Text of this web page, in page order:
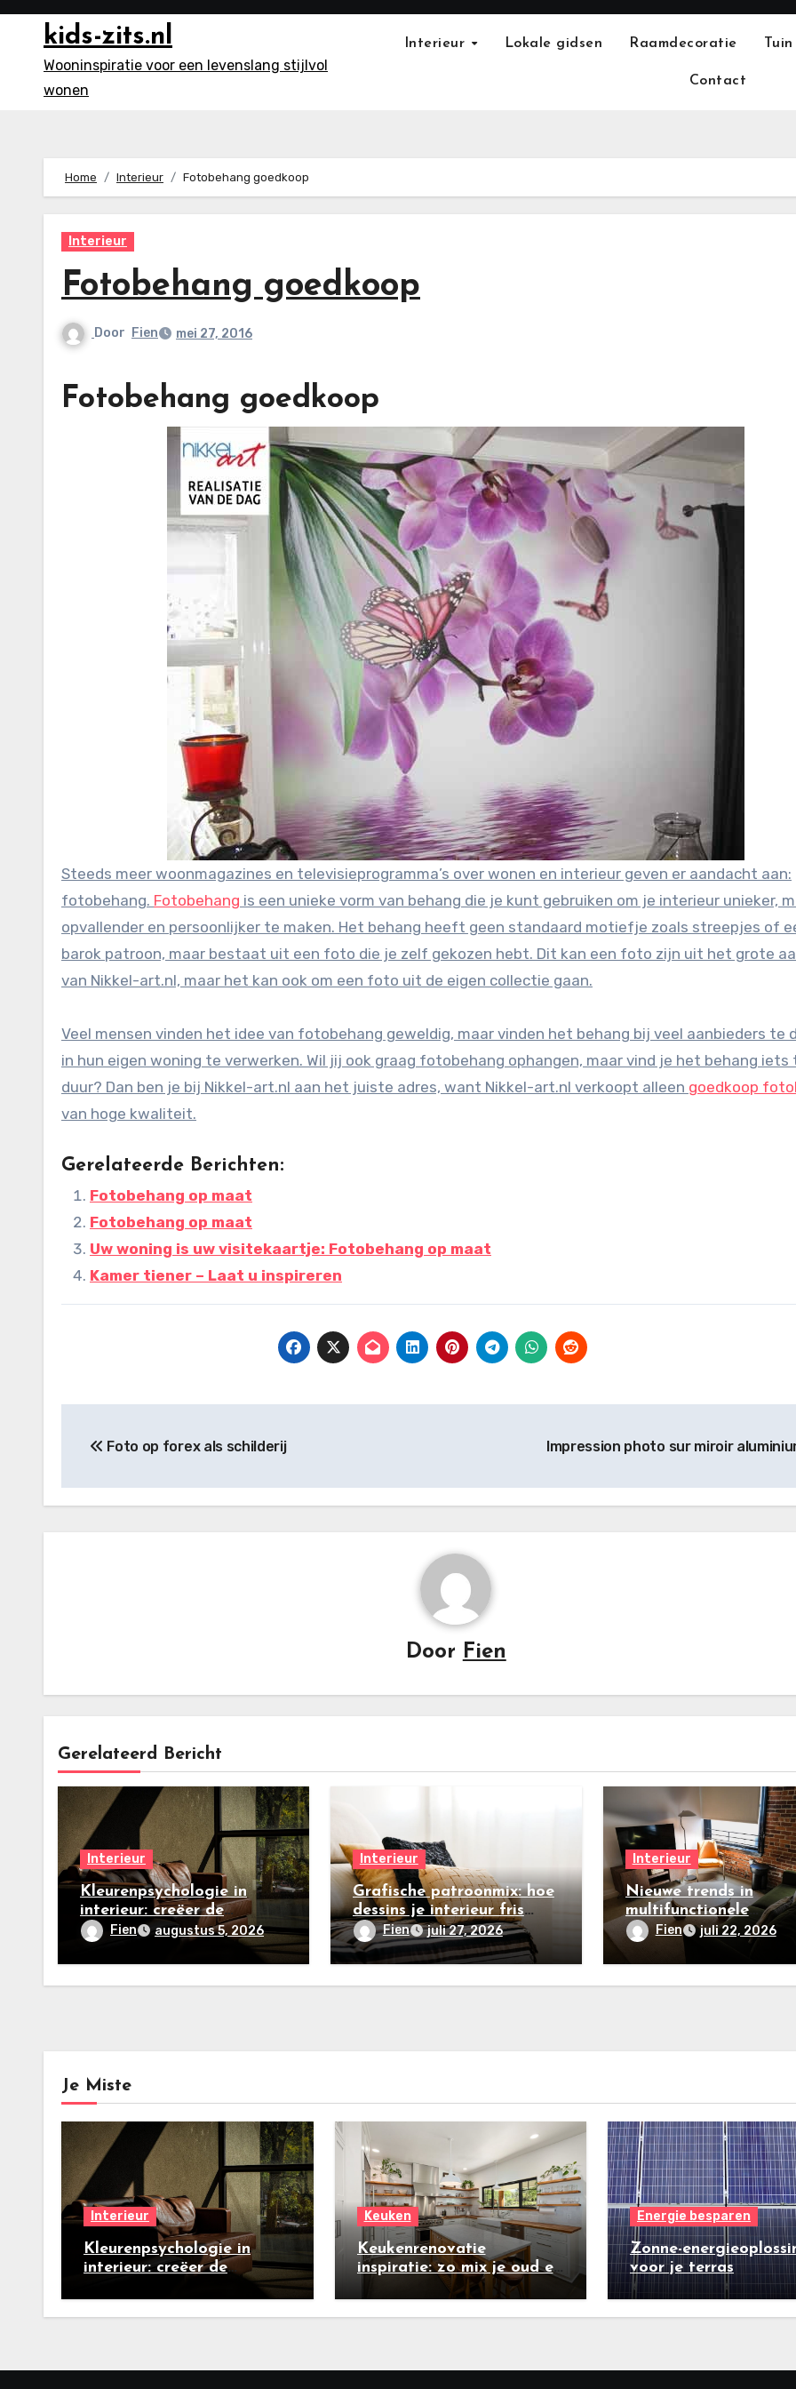
Ga
inhoud
kids-zits.nl
Wooninspiratie voor een levenslang stijlvol
wonen
Interieur Lokale gidsen Raamdecoratie Tuin
Contact
Home Interieur Fotobehang goedkoop
Interieur
Fotobehang goedkoop
Door Fien mei 27, 2016
Fotobehang goedkoop
Steeds meer woonmagazines en televisieprogramma’s over wonen en interieur geven er aandacht aan:
fotobehang. Fotobehang is een unieke vorm van behang die je kunt gebruiken om je interieur unieker,
opvallender en persoonlijker te maken. Het behang heeft geen standaard motiefje zoals streepjes of
barok patroon, maar bestaat uit een foto die je zelf gekozen hebt. Dit kan een foto zijn uit het grote
van Nikkel-art.nl, maar het kan ook om een foto uit de eigen collectie gaan.
Veel mensen vinden het idee van fotobehang geweldig, maar vinden het behang bij veel aanbieders te
in hun eigen woning te verwerken. Wil jij ook graag fotobehang ophangen, maar vind je het behang iets
duur? Dan ben je bij Nikkel-art.nl aan het juiste adres, want Nikkel-art.nl verkoopt alleen goedkoop
van hoge kwaliteit.
Gerelateerde Berichten:
Fotobehang op maat
Fotobehang op maat
Uw woning is uw visitekaartje: Fotobehang op maat
Kamer tiener – Laat u inspireren
navigatie
Foto op forex als schilderij Impression photo sur miroir
Door Fien
Gerelateerd Bericht
Interieur
Kleurenpsychologie in
interieur: creëer de
perfecte zomersfeer
Fien augustus 5, 2026
Interieur
Grafische patroonmix: hoe
dessins je interieur fris
maken
Fien juli 27, 2026
Interieur
Nieuwe trends in
multifunctionele
loftinrichtingen in
stedelijke gebieden
Fien juli 22, 2026
Je Miste
Interieur
Kleurenpsychologie in
interieur: creëer de
Keuken
Keukenrenovatie
inspiratie: zo mix je oud en
Energie besparen
Zonne-
voor je terras